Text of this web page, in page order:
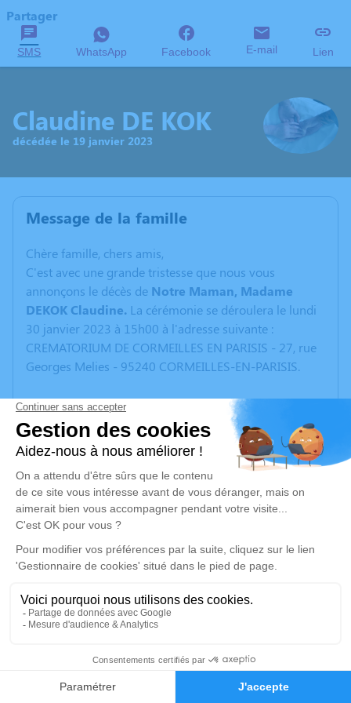
Faire-part Hommages
Partager
SMS WhatsApp Facebook E-mail Lien
Claudine DE KOK
décédée le 19 janvier 2023
Message de la famille
Chère famille, chers amis,
C'est avec une grande tristesse que nous vous
annonçons le décès de Notre Maman, Madame
DEKOK Claudine. La cérémonie se déroulera le lundi
30 janvier 2023 à 15h00 à l'adresse suivante :
CREMATORIUM DE CORMEILLES EN PARISIS - 27, rue
Georges Melies - 95240 CORMEILLES-EN-PARISIS.
Avant la cérémonie, pour ceux qui le désirent, un
recueillement aura lieu à 13h45 à la chambre
mortuaire de l'hôpital de Pontoise, situé au 6 avenue
de L'Ile de France - 95000 Pontoise, permettant à
chacun de se recueillir auprès de Notre Maman.
Après la crémation, afin de lui rendre un dernier
hommage, nous vous convions au 7 avenue de la
Libération - 95220 Pierrelaye.
Pour le stationnement, merci de vous garer au parking
du décathlon en face du Lidl, situé à proximité.
Élodie et Florian